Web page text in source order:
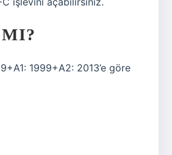
1999+A2: 2013’e göre